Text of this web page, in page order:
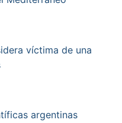
víctima de una
argentinas